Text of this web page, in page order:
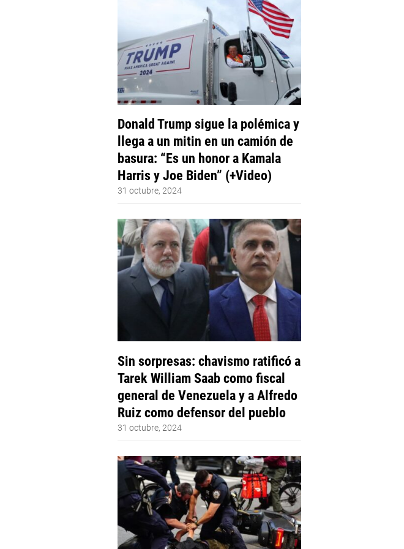
Donald Trump sigue la polémica y
llega a un mitin en un camión de
basura: “Es un honor a Kamala
Harris y Joe Biden” (+Video)
31 octubre, 2024
Sin sorpresas: chavismo ratificó a
Tarek William Saab como fiscal
general de Venezuela y a Alfredo
Ruiz como defensor del pueblo
31 octubre, 2024